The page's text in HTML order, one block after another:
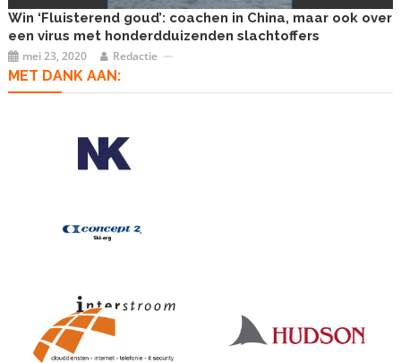
Win ‘Fluisterend goud’: coachen in China, maar ook over
een virus met honderdduizenden slachtoffers
mei 23, 2020 Redactie
MET DANK AAN: